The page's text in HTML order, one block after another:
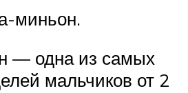
миньон.
— одна из самых
мальчиков от 2